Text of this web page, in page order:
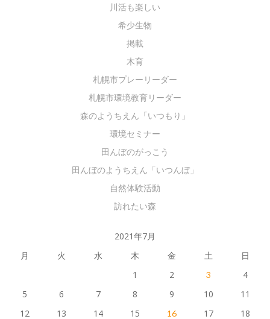
川活も楽しい
希少生物
掲載
木育
札幌市プレーリーダー
札幌市環境教育リーダー
森のようちえん「いつもり」
環境セミナー
田んぼのがっこう
田んぼのようちえん「いつんぼ」
自然体験活動
訪れたい森
2021年7月
月
火 水 木 金 土
日
1
2 3
4
5
6 7 8 9 10
11
12
13 14 15 16 17
18